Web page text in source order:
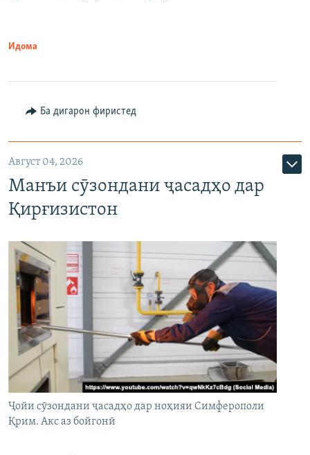
Идома
Ба дигарон фиристед
Август 04, 2026
Манъи сӯзондани ҷасадҳо дар
Қирғизистон
Ҷойи сӯзондани ҷасадҳо дар ноҳияи Симферополи
Қрим. Акс аз бойгонӣ